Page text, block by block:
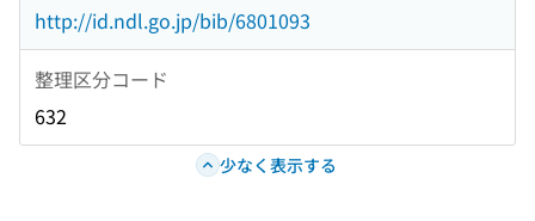
http://id.ndl.go.jp/bib/6801093
整理区分コード
632
少なく表示する